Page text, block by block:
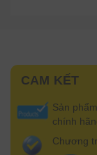
CAM KẾT
Sản
chính
Chương